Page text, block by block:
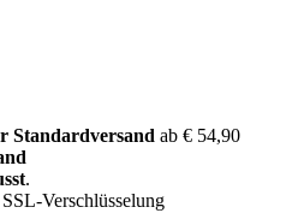
Standardversand ab € 54,90
.
Verschlüsselung